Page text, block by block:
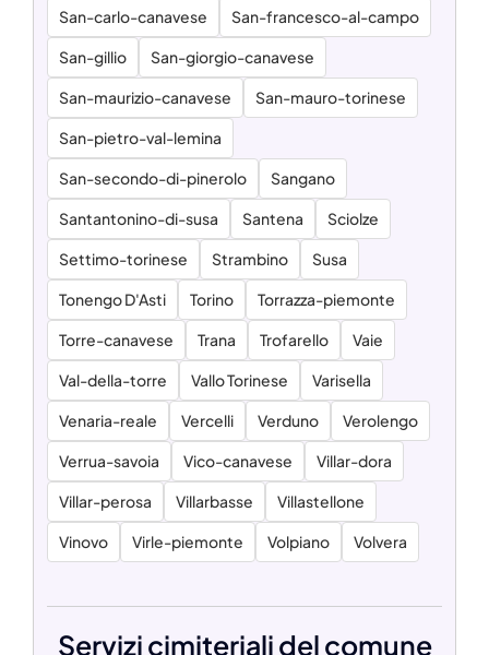
San-carlo-canavese San-francesco-al-campo
San-gillio San-giorgio-canavese
San-maurizio-canavese San-mauro-torinese
San-pietro-val-lemina
San-secondo-di-pinerolo Sangano
Santantonino-di-susa Santena Sciolze
Settimo-torinese Strambino Susa
Tonengo D'Asti Torino Torrazza-piemonte
Torre-canavese Trana Trofarello Vaie
Val-della-torre Vallo Torinese Varisella
Venaria-reale Vercelli Verduno Verolengo
Verrua-savoia Vico-canavese Villar-dora
Villar-perosa Villarbasse Villastellone
Vinovo Virle-piemonte Volpiano Volvera
Servizi cimiteriali del comune